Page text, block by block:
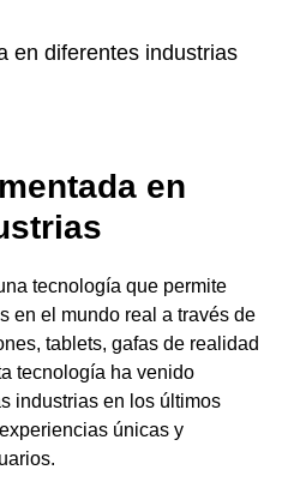
en
tecnología que permite
en el mundo real a través de
tablets, gafas de realidad
tecnología ha venido
industrias en los últimos
únicas y